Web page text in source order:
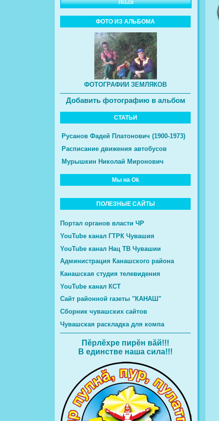
ФОТО ИЗ АЛЬБОМА
ФОТОГРАФИИ ЗЕМЛЯКОВ
Добавить фотографию в альбом
СТАТЬИ
Русанов Фадей Платонович (1900-1973)
Расписание движения автобусов
Мурышкин Николай Миронович
Мы на Ok
ПОЛЕЗНЫЕ САЙТЫ
Портал органов власти ЧР
YouTube канал ГТРК Чувашия
YouTube канал Нац ТВ Чувашии
Администрация Канашского района
Канашская студия телевидения
YouTube канал КСТ
Сайт районной газеты "КАНАШ"
Сборник чувашских сайтов
Чувашская раскладка для компа
Пĕрлĕхре пирĕн вăй!!!
В единстве наша сила!!!